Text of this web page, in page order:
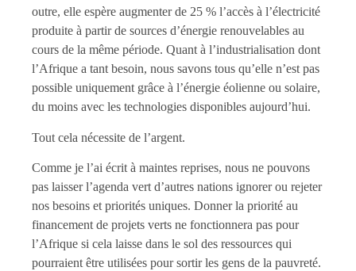
outre, elle espère augmenter de 25 % l’accès à l’électricité
produite à partir de sources d’énergie renouvelables au
cours de la même période. Quant à l’industrialisation dont
l’Afrique a tant besoin, nous savons tous qu’elle n’est pas
possible uniquement grâce à l’énergie éolienne ou solaire,
du moins avec les technologies disponibles aujourd’hui.
Tout cela nécessite de l’argent.
Comme je l’ai écrit à maintes reprises, nous ne pouvons
pas laisser l’agenda vert d’autres nations ignorer ou rejeter
nos besoins et priorités uniques. Donner la priorité au
financement de projets verts ne fonctionnera pas pour
l’Afrique si cela laisse dans le sol des ressources qui
pourraient être utilisées pour sortir les gens de la pauvreté.